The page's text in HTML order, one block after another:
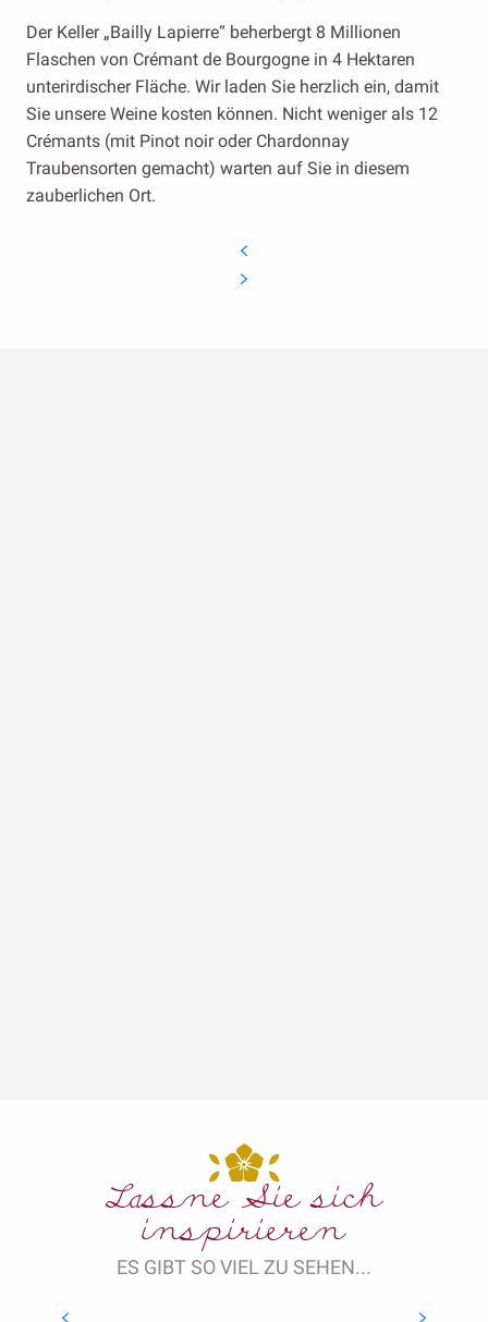
Der Keller „Bailly Lapierre“ beherbergt 8 Millionen
Flaschen von Crémant de Bourgogne in 4 Hektaren
unterirdischer Fläche. Wir laden Sie herzlich ein, damit
Sie unsere Weine kosten können. Nicht weniger als 12
Crémants (mit Pinot noir oder Chardonnay
Traubensorten gemacht) warten auf Sie in diesem
zauberlichen Ort.
Lassne Sie sich
inspirieren
ES GIBT SO VIEL ZU SEHEN...